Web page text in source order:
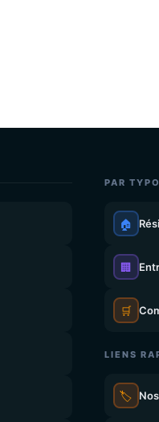
PAR
🏠
🏢
🛒
LIENS
🏷️